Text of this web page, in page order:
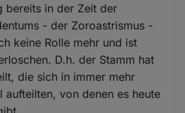
bereits in der Zeit der
- der Zoroastrismus -
keine Rolle mehr und ist
D.h. der Stamm hat
die sich in immer mehr
aufteilten, von denen es heute